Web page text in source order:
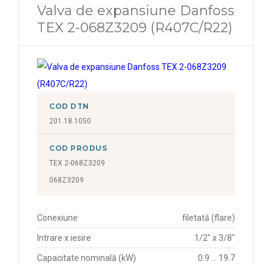
Valva de expansiune Danfoss
TEX 2-068Z3209 (R407C/R22)
COD DTN
201.18.1050
COD PRODUS
TEX 2-068Z3209
068Z3209
Conexiune filetată (flare)
Intrare x iesire 1/2" x 3/8"
Capacitate nominală (kW) 0.9 ... 19.7